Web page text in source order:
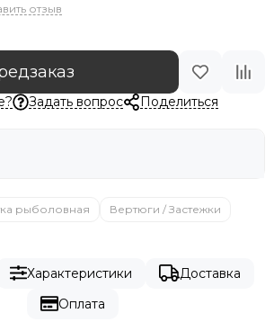
отзыв
Задать вопрос Поделиться
рыболовная Вертюги / Застежки
Характеристики
Доставка
Оплата